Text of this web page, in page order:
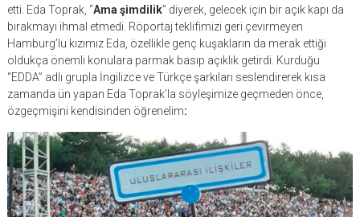
etti. Eda Toprak, “Ama şimdilik” diyerek, gelecek için bir açık kapı da
bırakmayı ihmal etmedi. Röportaj teklifimizi geri çevirmeyen
Hamburg’lu kızımız Eda, özellikle genç kuşakların da merak ettiği
oldukça önemli konulara parmak basıp açıklık getirdi. Kurduğu
“EDDA” adlı grupla İngilizce ve Türkçe şarkıları seslendirerek kısa
zamanda ün yapan Eda Toprak’la söyleşimize geçmeden önce,
özgeçmişini kendisinden öğrenelim: